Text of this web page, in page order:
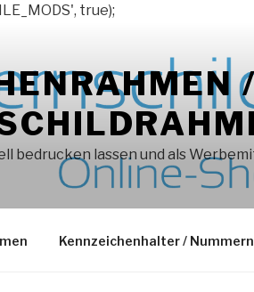
true);
bedrucken lassen und als
Kennzeichenhalter /